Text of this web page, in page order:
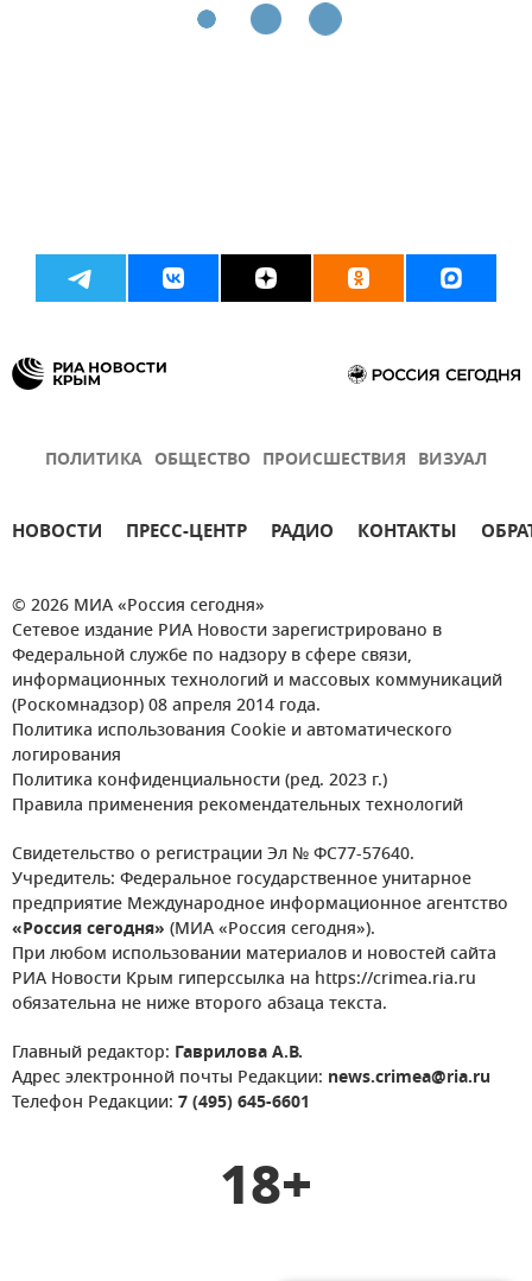
ПОЛИТИКА ОБЩЕСТВО ПРОИСШЕСТВИЯ ВИЗУАЛ
НОВОСТИ ПРЕСС-ЦЕНТР РАДИО КОНТАКТЫ
© 2026 МИА «Россия сегодня»
Сетевое издание РИА Новости зарегистрировано в
Федеральной службе по надзору в сфере связи,
информационных технологий и массовых коммуникаций
(Роскомнадзор) 08 апреля 2014 года.
Политика использования Cookie и автоматического
логирования
Политика конфиденциальности (ред. 2023 г.)
Правила применения рекомендательных технологий
Свидетельство о регистрации Эл № ФС77-57640.
Учредитель: Федеральное государственное унитарное
предприятие Международное информационное агентство
«Россия сегодня» (МИА «Россия сегодня»).
При любом использовании материалов и новостей сайта
РИА Новости Крым гиперссылка на https://crimea.ria.ru
обязательна не ниже второго абзаца текста.
Главный редактор: Гаврилова А.В.
Адрес электронной почты Редакции: news.crimea@ria.ru
Телефон Редакции: 7 (495) 645-6601
18+